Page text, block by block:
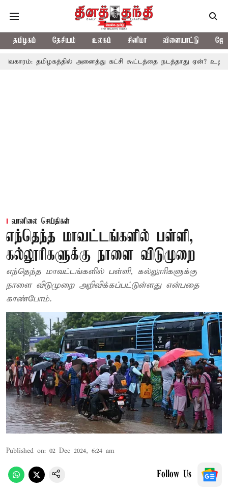
தமிழகம் தேசியம் உலகம் சினிமா விளையாட்டு
அனைத்து கட்சி கூட்டத்தை நடத்தாது ஏன்? உதயநிதி
வானிலை செய்திகள்
எந்தெந்த மாவட்டங்களில் பள்ளி,
கல்லூரிகளுக்கு நாளை விடுமுறை
எந்தெந்த மாவட்டங்களில் பள்ளி, கல்லூரிகளுக்கு
நாளை விடுமுறை அறிவிக்கப்பட்டுள்ளது என்பதை
காண்போம்.
Published on: 02 Dec 2024, 6:24 am
Follow Us